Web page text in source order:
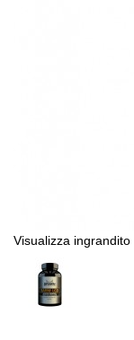
Visualizza ingrandito